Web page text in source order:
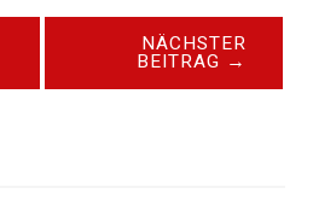
NÄCHSTER
BEITRAG →